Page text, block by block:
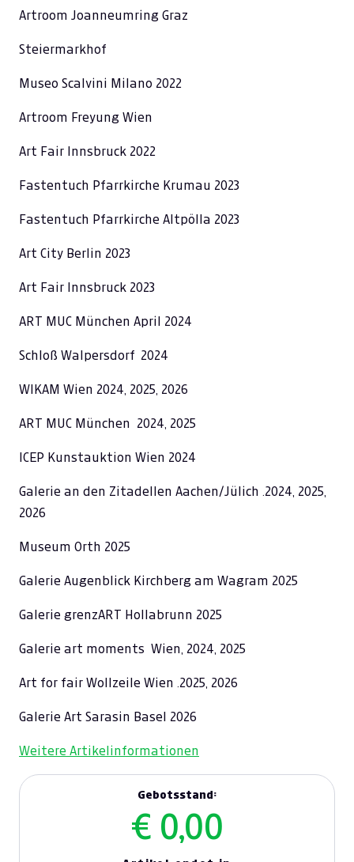
Artroom Joanneumring Graz
Steiermarkhof
Museo Scalvini Milano 2022
Artroom Freyung Wien
Art Fair Innsbruck 2022
Fastentuch Pfarrkirche Krumau 2023
Fastentuch Pfarrkirche Altpölla 2023
Art City Berlin 2023
Art Fair Innsbruck 2023
ART MUC München April 2024
Schloß Walpersdorf 2024
WIKAM Wien 2024, 2025, 2026
ART MUC München 2024, 2025
ICEP Kunstauktion Wien 2024
Galerie an den Zitadellen Aachen/Jülich .2024, 2025,
2026
Museum Orth 2025
Galerie Augenblick Kirchberg am Wagram 2025
Galerie grenzART Hollabrunn 2025
Galerie art moments Wien, 2024, 2025
Art for fair Wollzeile Wien .2025, 2026
Galerie Art Sarasin Basel 2026
Weitere Artikelinformationen
Gebotsstand:
€ 0,00